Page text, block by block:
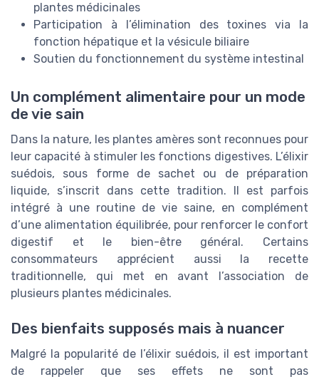
plantes médicinales
Participation à l’élimination des toxines via la
fonction hépatique et la vésicule biliaire
Soutien du fonctionnement du système intestinal
Un complément alimentaire pour un mode
de vie sain
Dans la nature, les plantes amères sont reconnues pour
leur capacité à stimuler les fonctions digestives. L’élixir
suédois, sous forme de sachet ou de préparation
liquide, s’inscrit dans cette tradition. Il est parfois
intégré à une routine de vie saine, en complément
d’une alimentation équilibrée, pour renforcer le confort
digestif et le bien-être général. Certains
consommateurs apprécient aussi la recette
traditionnelle, qui met en avant l’association de
plusieurs plantes médicinales.
Des bienfaits supposés mais à nuancer
Malgré la popularité de l’élixir suédois, il est important
de rappeler que ses effets ne sont pas